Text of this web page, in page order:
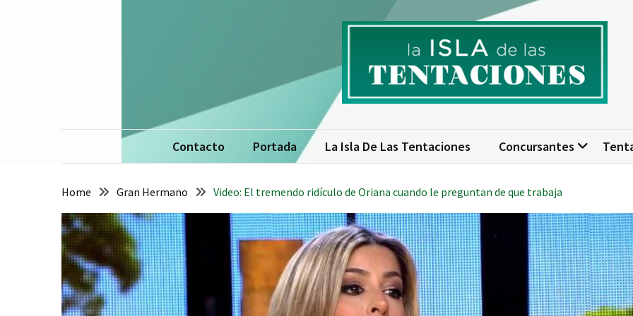
La isla de las tentaciones.
Descubre todo sobre La Isla de las Tentaciones 10: concursantes,
Contacto Portada La Isla De Las Tentaciones Concursantes
Home Gran Hermano Video: El tremendo ridículo de Oriana cuando le preguntan de que trabaja